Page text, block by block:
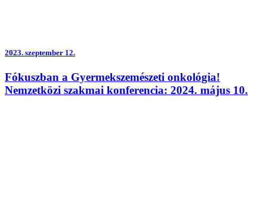
2023. szeptember 12.
Fókuszban a Gyermekszemészeti onkológia!
Nemzetközi szakmai konferencia: 2024. május 10.